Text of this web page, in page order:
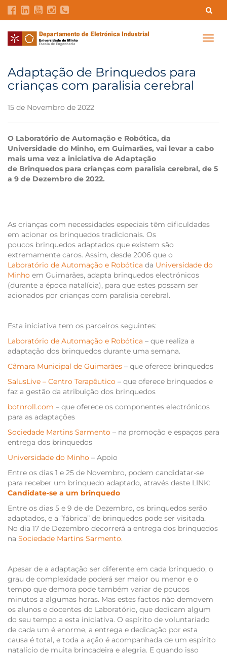
Contatos Intranet GDMI UMinho
Adaptação de Brinquedos para
crianças com paralisia cerebral
15 de Novembro de 2022
O Laboratório de Automação e Robótica, da
Universidade do Minho, em Guimarães, vai levar a cabo
mais uma vez a iniciativa de Adaptação
de Brinquedos para crianças com paralisia cerebral, de 5
a 9 de Dezembro de 2022.
As crianças com necessidades especiais têm dificuldades
em acionar os brinquedos tradicionais. Os
poucos brinquedos adaptados que existem são
extremamente caros. Assim, desde 2006 que o
Laboratório de Automação e Robótica da Universidade do
Minho em Guimarães, adapta brinquedos electrónicos
(durante a época natalícia), para que estes possam ser
acionados por crianças com paralisia cerebral.
Esta iniciativa tem os parceiros seguintes:
Laboratório de Automação e Robótica – que realiza a
adaptação dos brinquedos durante uma semana.
Câmara Municipal de Guimarães – que oferece brinquedos
SalusLive – Centro Terapêutico – que oferece brinquedos e
faz a gestão da atribuição dos brinquedos
botnroll.com – que oferece os componentes electrónicos
para as adaptações
Sociedade Martins Sarmento – na promoção e espaços para
entrega dos brinquedos
Universidade do Minho – Apoio
Entre os dias 1 e 25 de Novembro, podem candidatar-se
para receber um brinquedo adaptado, através deste LINK:
Candidate-se a um brinquedo
Entre os dias 5 e 9 de de Dezembro, os brinquedos serão
adaptados, e a “fábrica” de brinquedos pode ser visitada.
No dia 17 de Dezembro decorrerá a entrega dos brinquedos
na Sociedade Martins Sarmento.
Apesar de a adaptação ser diferente em cada brinquedo, o
grau de complexidade poderá ser maior ou menor e o
tempo que demora pode também variar de poucos
minutos a algumas horas. Mas estes factos não demovem
os alunos e docentes do Laboratório, que dedicam algum
do seu tempo a esta iniciativa. O espírito de voluntariado
de cada um é enorme, a entrega e dedicação por esta
causa é total, e toda a ação é acompanhada de um espírito
natalício de muita brincadeira e alegria. E quando isso